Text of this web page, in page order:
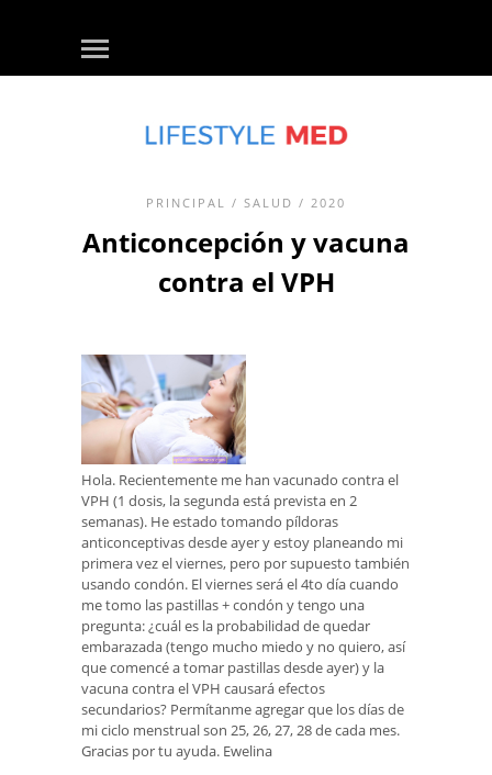
PRINCIPAL / SALUD / 2020
Anticoncepción y vacuna
contra el VPH
Hola. Recientemente me han vacunado contra el
VPH (1 dosis, la segunda está prevista en 2
semanas). He estado tomando píldoras
anticonceptivas desde ayer y estoy planeando mi
primera vez el viernes, pero por supuesto también
usando condón. El viernes será el 4to día cuando
me tomo las pastillas + condón y tengo una
pregunta: ¿cuál es la probabilidad de quedar
embarazada (tengo mucho miedo y no quiero, así
que comencé a tomar pastillas desde ayer) y la
vacuna contra el VPH causará efectos
secundarios? Permítanme agregar que los días de
mi ciclo menstrual son 25, 26, 27, 28 de cada mes.
Gracias por tu ayuda. Ewelina